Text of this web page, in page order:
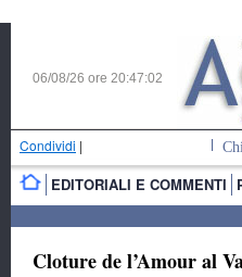
06/08/26 ore 20:47:03
Condividi |
EDITORIALI E COMMENTI
Cloture de l’Amour al